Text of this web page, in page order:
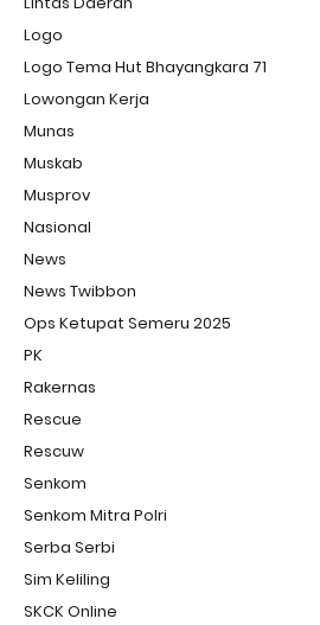
Logo
Logo Tema Hut Bhayangkara 71
Lowongan Kerja
Munas
Muskab
Musprov
Nasional
News
News Twibbon
Ops Ketupat Semeru 2025
PK
Rakernas
Rescue
Rescuw
Senkom
Senkom Mitra Polri
Serba Serbi
Sim Keliling
SKCK Online